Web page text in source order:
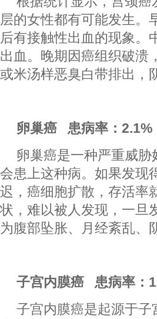
层的女性都有可能发生。
后有接触性出血的现象。
出血。晚期因癌组织破溃
或米汤样恶臭白带排出，
卵巢癌 患病率：2.1%
卵巢癌是一种严重威
会患上这种病。如果发现
迟，癌细胞扩散，存活率
状，难以被人发现，一旦
为腹部坠胀、月经紊乱、
子宫内膜癌 患病率：
子宫内膜癌是起源于